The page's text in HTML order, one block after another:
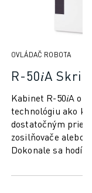
OVLÁDAČ ROBOTA
R-50𝑖A
Kabinet R-50𝑖A
technológiu ako
dostatočným
zosilňovače alebo
Dokonale sa hodí